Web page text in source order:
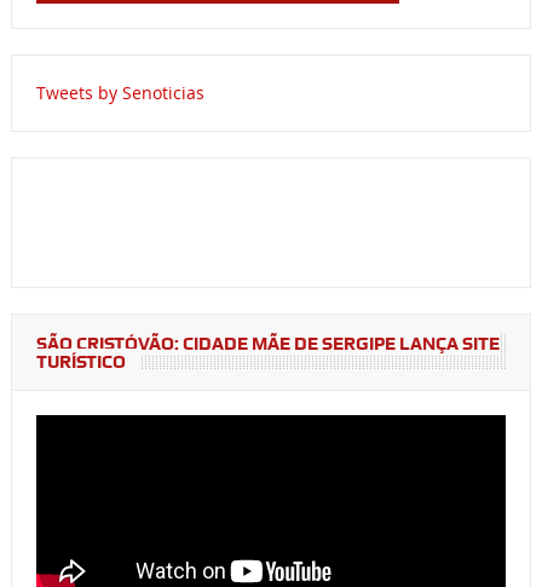
Tweets by Senoticias
SÃO CRISTÓVÃO: CIDADE MÃE DE SERGIPE LANÇA SITE
TURÍSTICO